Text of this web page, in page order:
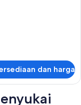
dan harga